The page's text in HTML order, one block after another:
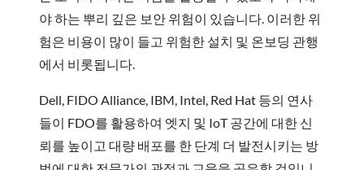
야 하는 뿌리 깊은 보안 위험이 있습니다. 이러한 위
험은 비용이 많이 들고 위험한 설치 및 온보딩 관행
에서 비롯됩니다.
Dell, FIDO Alliance, IBM, Intel, Red Hat 등의 연사
들이 FDO를 활용하여 엣지 및 IoT 공간에 대한 신
뢰를 높이고 대량 배포를 한 단계 더 발전시키는 방